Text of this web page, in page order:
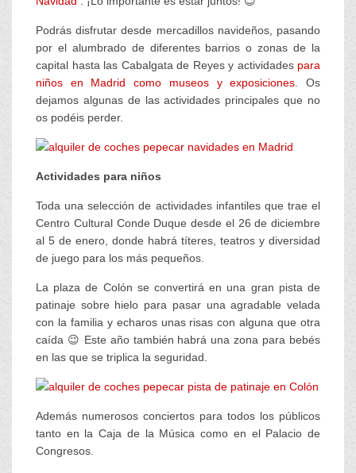
Podrás disfrutar desde mercadillos navideños, pasando
por el alumbrado de diferentes barrios o zonas de la
capital hasta las Cabalgata de Reyes y actividades para
niños en Madrid como museos y exposiciones . Os
dejamos algunas de las actividades principales que no
os podéis perder.
Actividades para niños
Toda una selección de actividades infantiles que trae el
Centro Cultural Conde Duque desde el 26 de diciembre
al 5 de enero, donde habrá títeres, teatros y diversidad
de juego para los más pequeños.
La plaza de Colón se convertirá en una gran pista de
patinaje sobre hielo para pasar una agradable velada
con la familia y echaros unas risas con alguna que otra
caída 😉 Este año también habrá una zona para bebés
en las que se triplica la seguridad.
Además numerosos conciertos para todos los públicos
tanto en la Caja de la Música como en el Palacio de
Congresos.